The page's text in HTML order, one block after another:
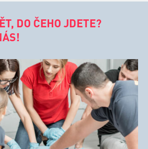
DO ČEHO JDETE?